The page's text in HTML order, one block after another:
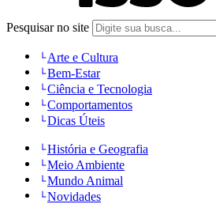
Pesquisar no site
Arte e Cultura
Bem-Estar
Ciência e Tecnologia
Comportamentos
Dicas Úteis
História e Geografia
Meio Ambiente
Mundo Animal
Novidades